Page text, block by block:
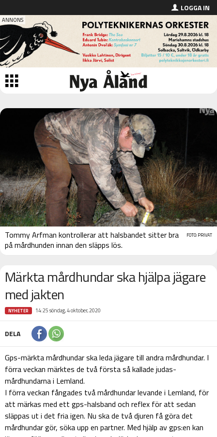
LOGGA IN
FOTO: PRIVAT
Tommy Arfman kontrollerar att halsbandet sitter bra
på mårdhunden innan den släpps lös.
Märkta mårdhundar ska hjälpa jägare
med jakten
NYHETER 14:25 söndag, 4 oktober, 2020
DELA
Gps-märkta mårdhundar ska leda jägare till andra mårdhundar. I
förra veckan märktes de två första så kallade judas-
mårdhundarna i Lemland.
I förra veckan fångades två mårdhundar levande i Lemland, för
att märkas med ett gps-halsband och reflex för att sedan
släppas ut i det fria igen. Nu ska de två djuren få göra det
mårdhundar gör, söka upp en partner. Med hjälp av gps:en kan